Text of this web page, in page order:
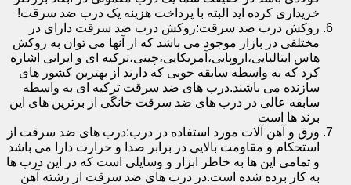
خریداری کرده اید البته با پرداخت هزینه یک درب ضد سرقت!
روکش درب ضد سرقت:روکش درب ضد سرقت دارای در
مختلفی در بازار موجود می باشد که از آنها می توان به روکش
هاس ایتالیایی،اروپایی،آمریکایی،چینی،ترکیه ای و ایرانی اشاره
کرد که به واسطه سابقه خوبی که دارند از بهترین کشور های
سازنده می باشند.درب های ضد سرقت ترکیه ای به واسطه
سابقه عالی در درب های ضد سرقت خانگی از برترین های این
برند ها است
ورق و آهن آلات مورد استفاده در درب:درب های ضد سرقت از
استحکام و مقاومت بالایی در برابر صدا و حرارت دارا می باشد
و تمامی این ها به خاطر ابزار و وسایلی است که در این درب ها
به کار برده شده است.در درب های ضد سرقت از رشته آهن